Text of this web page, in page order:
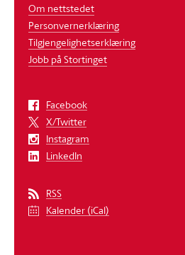
Om nettstedet
Personvernerklæring
Tilgjengelighetserklæring
Jobb på Stortinget
Facebook
X/Twitter
Instagram
LinkedIn
RSS
Kalender (iCal)